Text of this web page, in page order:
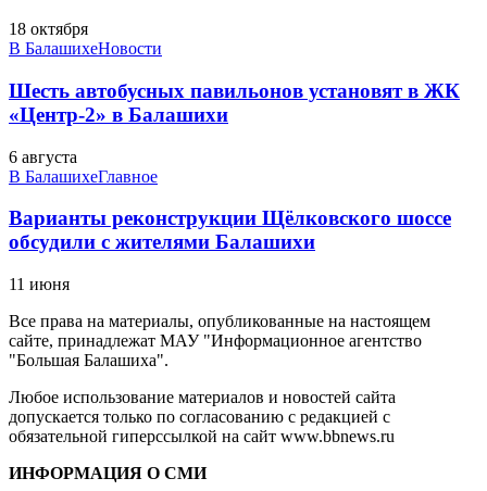
18 октября
В БалашихеНовости
Шесть автобусных павильонов установят в ЖК
«Центр-2» в Балашихи
6 августа
В БалашихеГлавное
Варианты реконструкции Щёлковского шоссе
обсудили с жителями Балашихи
11 июня
Все права на материалы, опубликованные на настоящем
сайте, принадлежат МАУ "Информационное агентство
"Большая Балашиха".
Любое использование материалов и новостей сайта
допускается только по согласованию с редакцией с
обязательной гиперссылкой на сайт www.bbnews.ru
ИНФОРМАЦИЯ О СМИ